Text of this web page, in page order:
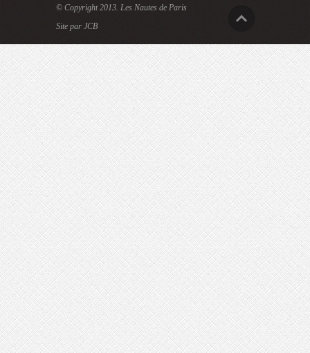
© Copyright 2013. Les Nautes de Paris
Site par JCB